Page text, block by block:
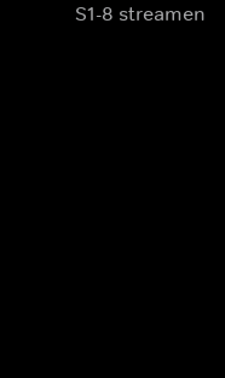
S1-8 streamen